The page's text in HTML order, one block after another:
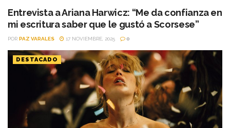
fue fácil...
Entrevista a Ariana Harwicz: “Me da confianza en
mi escritura saber que le gustó a Scorsese”
POR PAZ VARALES 17 NOVIEMBRE, 2025 0
DESTACADO